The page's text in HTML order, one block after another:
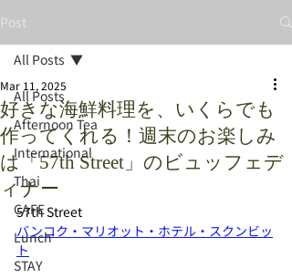
Post
All Posts
Afternoon Tea
International
Thai
CAFE
Lunch
STAY
All Posts
好きな海鮮料理を、いくらでも
作ってくれる！週末のお楽しみ
は「57th Street」のビュッフェデ
ィナー
Mar 11, 2025
57th Street
バンコク・マリオット・ホテル・スクンビッ
ト